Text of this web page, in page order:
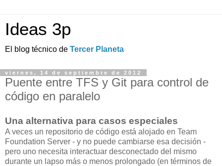
Ideas 3p
El blog técnico de Tercer Planeta
viernes, 14 de septiembre de 2012
Puente entre TFS y Git para control de
código en paralelo
Una alternativa para casos especiales
A veces un repositorio de código está alojado en Team
Foundation Server - y no puede cambiarse esa decisión -
pero uno necesita interactuar desconectado del mismo
durante un lapso más o menos prolongado (en términos de